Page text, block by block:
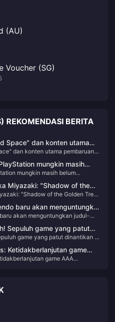
(AU)
Voucher (SG)
REKOMENDASI BERITA
Space" dan konten utama
dan konten utama pembaruan
mungkin masih
ke PS5
mungkin masih belum
Miyazaki: "Shadow of the
di masa lalu, dan
belum selesai
"Shadow of the Golden Tree"
baru akan menguntungkan
akan menguntungkan judul-
Sepuluh game yang patut
game yang patut dinantikan di
Ketidakberlanjutan game
dibahas lebih lanjut tahun ini
game AAA